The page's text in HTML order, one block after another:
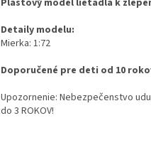
Detaily modelu:
Mierka: 1:72
Doporučené pre deti od 10
Upozornenie: Nebezpečenstvo
do 3 ROKOV!